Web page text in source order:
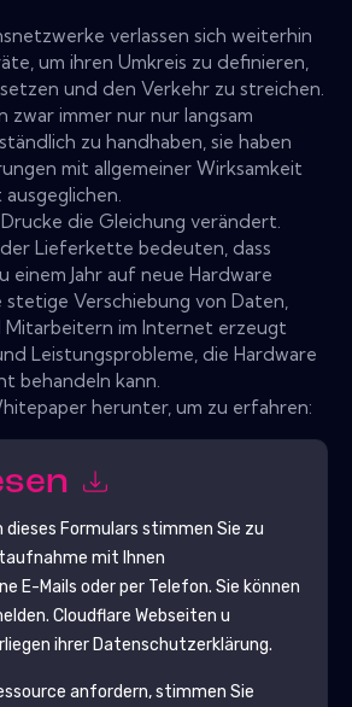
verlassen sich weiterhin
um ihren Umkreis zu definieren,
und den Verkehr zu streichen.
zwar immer nur nur langsam
zu handhaben, sie haben
mit allgemeiner Wirksamkeit
die Gleichung verändert.
Lieferkette bedeuten, dass
einem Jahr auf neue Hardware
Verschiebung von Daten,
Mitarbeitern im Internet erzeugt
Leistungsprobleme, die Hardware
behandeln kann.
herunter, um zu erfahren:
dieses Formulars stimmen Sie zu
mit Ihnen
E-Mails oder per Telefon. Sie können
Cloudflare Webseiten u
ihrer Datenschutzerklärung.
anfordern, stimmen Sie